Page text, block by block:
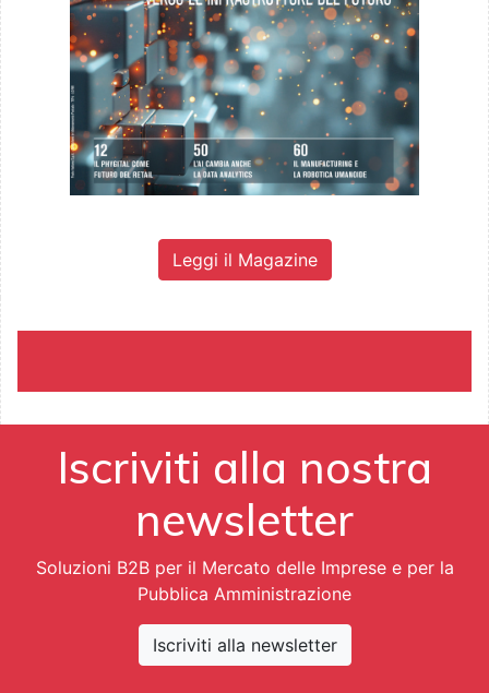
Leggi il Magazine
Iscriviti alla nostra
newsletter
Soluzioni B2B per il Mercato delle Imprese e per la
Pubblica Amministrazione
Iscriviti alla newsletter